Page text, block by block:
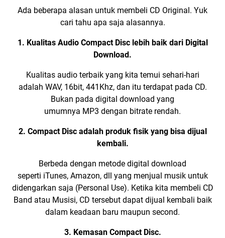
Ada beberapa alasan untuk membeli CD Original. Yuk
cari tahu apa saja alasannya.
1. Kualitas Audio Compact Disc lebih baik dari Digital
Download .
Kualitas audio terbaik yang kita temui sehari-hari
adalah WAV, 16bit, 441Khz, dan itu terdapat pada CD.
Bukan pada digital download yang
umumnya MP3 dengan bitrate rendah.
2. Compact Disc adalah produk fisik yang bisa dijual
kembali.
Berbeda dengan metode digital download
seperti iTunes, Amazon, dll yang menjual musik untuk
didengarkan saja (Personal Use). Ketika kita membeli CD
Band atau Musisi, CD tersebut dapat dijual kembali baik
dalam keadaan baru maupun second.
3. Kemasan Compact Disc.